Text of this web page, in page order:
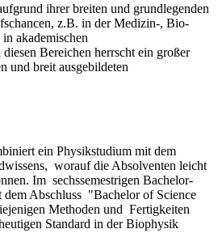
ihrer breiten und grundlegenden
z.B. in der Medizin-, Bio-
akademischen
Bereichen herrscht ein großer
und breit ausgebildeten
ein Physikstudium mit dem
worauf die Absolventen leicht
Im sechssemestrigen Bachelor-
Abschluss "Bachelor of Science
Methoden und Fertigkeiten
Standard in der Biophysik